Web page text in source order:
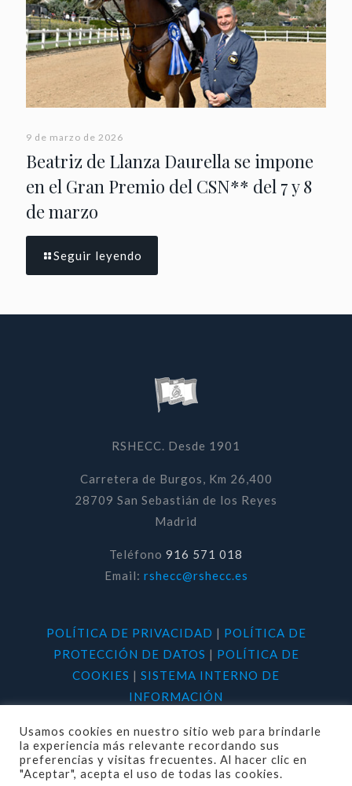
9 de marzo de 2026
Beatriz de Llanza Daurella se impone
en el Gran Premio del CSN** del 7 y 8
de marzo
Seguir leyendo
RSHECC. Desde 1901
Carretera de Burgos, Km 26,400
28709 San Sebastián de los Reyes
Madrid
Teléfono 916 571 018
Email: rshecc@rshecc.es
POLÍTICA DE PRIVACIDAD | POLÍTICA DE
PROTECCIÓN DE DATOS | POLÍTICA DE
COOKIES | SISTEMA INTERNO DE
INFORMACIÓN
Usamos cookies en nuestro sitio web para brindarle
la experiencia más relevante recordando sus
preferencias y visitas frecuentes. Al hacer clic en
"Aceptar", acepta el uso de todas las cookies.